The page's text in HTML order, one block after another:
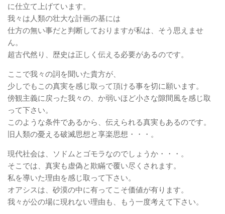
に仕立て上げています。
我々は人類の壮大な計画の基には
仕方の無い事だと判断しておりますが私は、そう思えませ
ん。
超古代然り、歴史は正しく伝える必要があるのです。
ここで我々の詞を聞いた貴方が、
少しでもこの真実を感じ取って頂ける事を切に願います。
傍観主義に戻った我々の、か弱いほど小さな隙間風を感じ取
って下さい。
このような条件であるから、伝えられる真実もあるのです。
旧人類の憂える破滅思想と享楽思想・・・。
現代社会は、ソドムとゴモラなのでしょうか・・・。
そこでは、真実も虚偽と欺瞞で覆い尽くされます。
私を導いた理由を感じ取って下さい。
オアシスは、砂漠の中に有ってこそ価値が有ります。
我々が公の場に現れない理由も、もう一度考えて下さい。